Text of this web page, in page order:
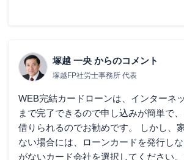
塚越 一央 からのコメント
塚越FP社労士事務所 代表
WEB完結カードローンは、インターネ
まで完了できるので申し込みが簡単で
借りられるのでお勧めです。 しかし、
ない場合には、ローンカードを発行し
がないカード会社を選択してください